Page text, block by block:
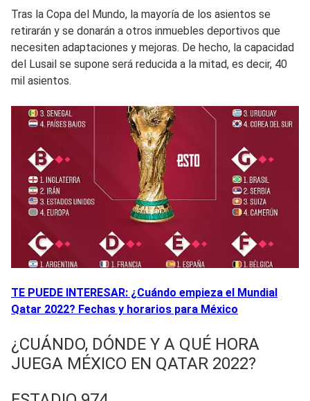
Tras la Copa del Mundo, la mayoría de los asientos se
retirarán y se donarán a otros inmuebles deportivos que
necesiten adaptaciones y mejoras. De hecho, la capacidad
del Lusail se supone será reducida a la mitad, es decir, 40
mil asientos.
TE PUEDE INTERESAR: ¿Cuándo empieza el Mundial
Qatar 2022? Fechas y horarios para México
¿CUÁNDO, DÓNDE Y A QUÉ HORA
JUEGA MÉXICO EN QATAR 2022?